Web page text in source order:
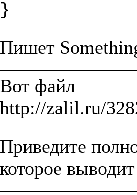
}
Вот файл
Приведите